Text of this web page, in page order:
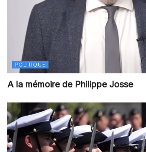
POLITIQUE
A la mémoire de Philippe Josse